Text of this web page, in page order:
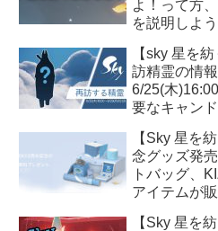
よ！って方
を説明しよう
【sky 星を
訪精霊の情
6/25(木
要なキャン
【Sky 星を
念グッズ発
トバッグ、
アイテムが
【Sky 星を